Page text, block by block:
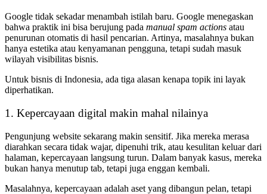
Google tidak sekadar menambah istilah baru. Google menegaskan
bahwa praktik ini bisa berujung pada manual spam actions atau
penurunan otomatis di hasil pencarian. Artinya, masalahnya bukan
hanya estetika atau kenyamanan pengguna, tetapi sudah masuk
wilayah visibilitas bisnis.
Untuk bisnis di Indonesia, ada tiga alasan kenapa topik ini layak
diperhatikan.
1. Kepercayaan digital makin mahal nilainya
Pengunjung website sekarang makin sensitif. Jika mereka merasa
diarahkan secara tidak wajar, dipenuhi trik, atau kesulitan keluar dari
halaman, kepercayaan langsung turun. Dalam banyak kasus, mereka
bukan hanya menutup tab, tetapi juga enggan kembali.
Masalahnya, kepercayaan adalah aset yang dibangun pelan, tetapi